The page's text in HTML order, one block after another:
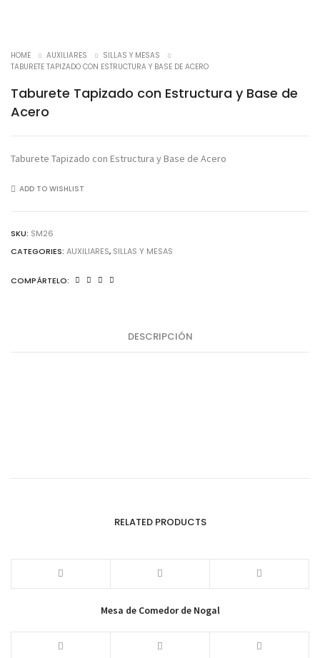
HOME AUXILIARES
SILLAS Y MESAS
TABURETE TAPIZADO CON ESTRUCTURA Y BASE DE ACERO
Taburete Tapizado con Estructura y Base de
Acero
Taburete Tapizado con Estructura y Base de Acero
ADD TO WISHLIST
SKU: SM26
CATEGORIES: AUXILIARES, SILLAS Y MESAS
COMPÁRTELO:
DESCRIPCIÓN
RELATED PRODUCTS
Mesa de Comedor de Nogal